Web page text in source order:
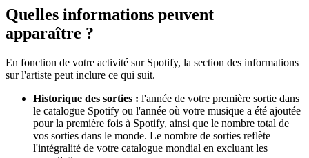
Quelles informations peuvent
apparaître ?
En fonction de votre activité sur Spotify, la section des informations
sur l'artiste peut inclure ce qui suit.
Historique des sorties : l'année de votre première sortie dans
le catalogue Spotify ou l'année où votre musique a été ajoutée
pour la première fois à Spotify, ainsi que le nombre total de
vos sorties dans le monde. Le nombre de sorties reflète
l'intégralité de votre catalogue mondial en excluant les